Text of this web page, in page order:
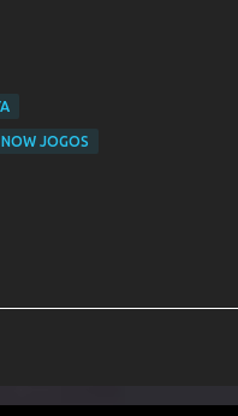
NOW JOGOS